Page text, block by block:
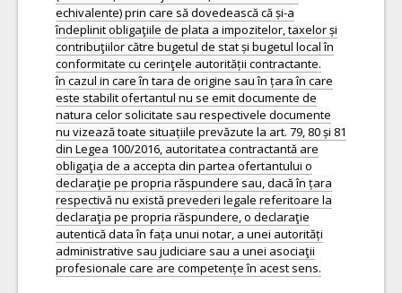
echivalente) prin care să dovedească că și-a
îndeplinit obligaţiile de plata a impozitelor, taxelor și
contribuţiilor către bugetul de stat și bugetul local în
conformitate cu cerinţele autorității contractante.
în cazul in care în tara de origine sau în țara în care
este stabilit ofertantul nu se emit documente de
natura celor solicitate sau respectivele documente
nu vizează toate situațiile prevăzute la art. 79, 80 și 81
din Legea 100/2016, autoritatea contractantă are
obligaţia de a accepta din partea ofertantului o
declaraţie pe propria răspundere sau, dacă în țara
respectivă nu există prevederi legale referitoare la
declaraţia pe propria răspundere, o declaraţie
autentică data în fața unui notar, a unei autorități
administrative sau judiciare sau a unei asociaţii
profesionale care are competențe în acest sens.